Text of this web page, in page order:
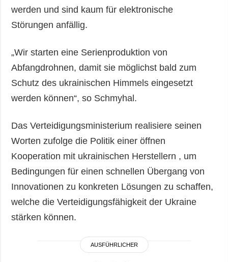
werden und sind kaum für elektronische
Störungen anfällig.
„Wir starten eine Serienproduktion von
Abfangdrohnen, damit sie möglichst bald zum
Schutz des ukrainischen Himmels eingesetzt
werden können“, so Schmyhal.
Das Verteidigungsministerium realisiere seinen
Worten zufolge die Politik einer öffnen
Kooperation mit ukrainischen Herstellern , um
Bedingungen für einen schnellen Übergang von
Innovationen zu konkreten Lösungen zu schaffen,
welche die Verteidigungsfähigkeit der Ukraine
stärken können.
AUSFÜHRLICHER